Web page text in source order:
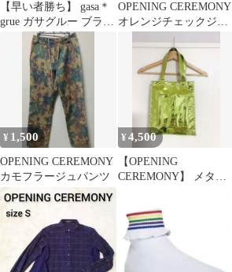
【早い者勝ち】 gasa＊
grue ガサグルー ブラッ
ク カットソー タン
OPENING CEREMONY
オレンジチェックジャ
¥ 1,500
OPENING CEREMONY
カモフラージュパンツ
¥4,500
【OPENING
CEREMONY】 メタリ
ムグリーン